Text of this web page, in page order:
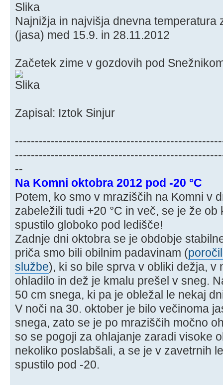
Najnižja in najvišja dnevna temperatura
(jasa) med 15.9. in 28.11.2012
Začetek zime v gozdovih pod
Zapisal: Iztok Sinjur
--
Na Komni oktobra 2012 pod -20 °C
Potem, ko smo v mraziščih na Komni v
zabeležili tudi +20 °C in več, se je že
spustilo globoko pod ledišče!
Zadnje dni oktobra se je obdobje
priča smo bili obilnim padavinam (
službe), ki so bile sprva v obliki dežja, v
ohladilo in dež je kmalu prešel v sneg.
50 cm snega, ki pa je obležal le nekaj
V noči na 30. oktober je bilo večinoma
snega, zato se je po mraziščih močno
so se pogoji za ohlajanje zaradi visoke
nekoliko poslabšali, a se je v zavetrnih
spustilo pod -20.